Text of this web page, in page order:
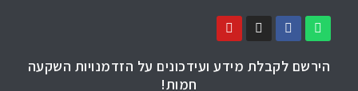
הירשם לקבלת מידע ועידכונים על הזדמנויות השקעה
חמות!